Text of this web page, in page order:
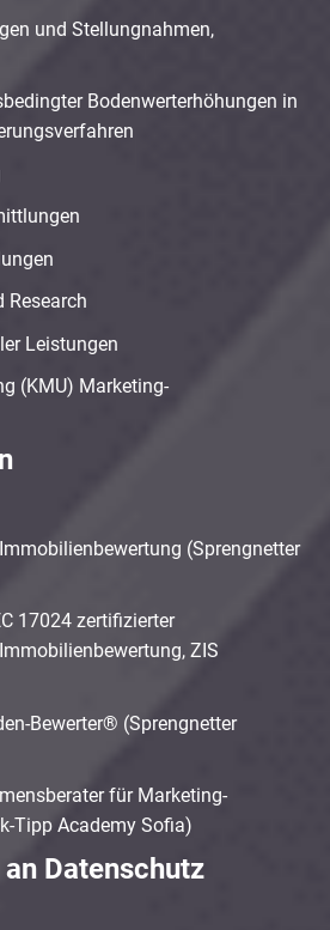
und Stellungnahmen,
Bodenwerterhöhungen in
Research
Leistungen
(KMU) Marketing-
(Sprengnetter
17024 zertifizierter
ZIS
Bewerter® (Sprengnetter
für Marketing-
Tipp Academy Sofia)
Datenschutz